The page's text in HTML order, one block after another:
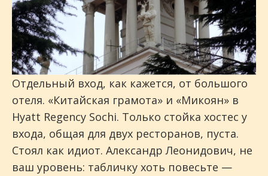
Отдельный вход, как кажется, от большого
отеля. «Китайская грамота» и «Микоян» в
Hyatt Regency Sochi. Только стойка хостес у
входа, общая для двух ресторанов, пуста.
Стоял как идиот. Александр Леонидович, не
ваш уровень: табличку хоть повесьте —